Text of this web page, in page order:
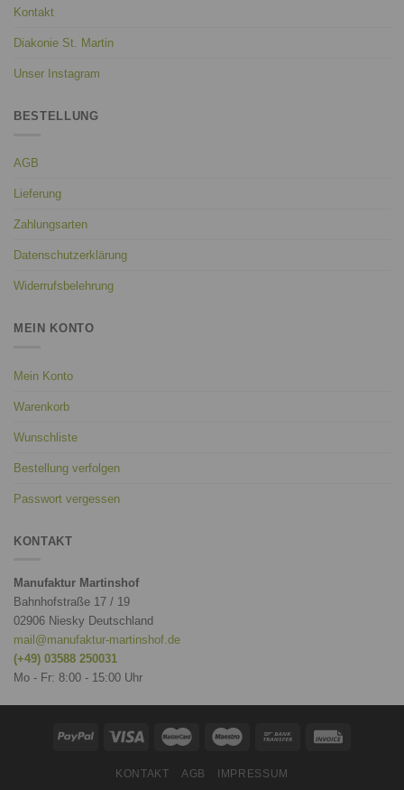
Kontakt
Diakonie St. Martin
Unser Instagram
BESTELLUNG
AGB
Lieferung
Zahlungsarten
Datenschutzerklärung
Widerrufsbelehrung
MEIN KONTO
Mein Konto
Warenkorb
Wunschliste
Bestellung verfolgen
Passwort vergessen
KONTAKT
Manufaktur Martinshof
Bahnhofstraße 17 / 19
02906 Niesky Deutschland
mail@manufaktur-martinshof.de
(+49) 03588 250031
Mo - Fr: 8:00 - 15:00 Uhr
KONTAKT AGB IMPRESSUM